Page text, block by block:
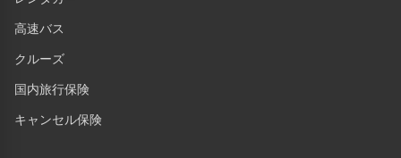
高速バス
クルーズ
国内旅行保険
キャンセル保険